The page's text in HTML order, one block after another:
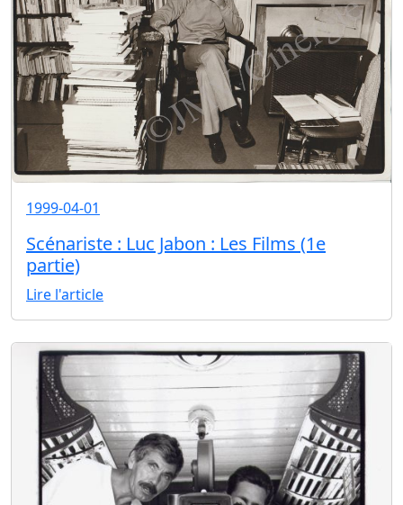
1999-04-01
Scénariste : Luc Jabon : Les Films (1e
partie)
Lire l'article